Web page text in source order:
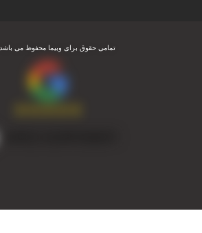
تمامی حقوق برای وبیما محفوظ می باشد 1405